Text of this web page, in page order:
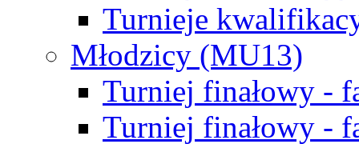
Turnieje
Młodzicy (MU13)
Turniej finałowy -
Turniej finałowy -